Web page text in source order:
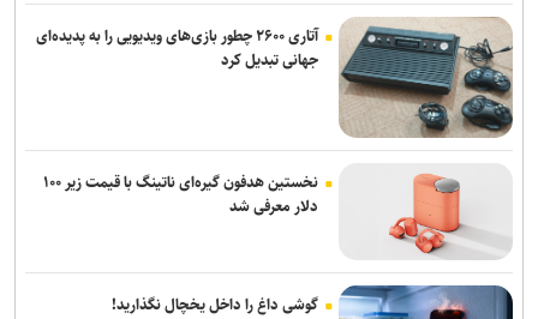
آتاری ۲۶۰۰ چطور بازی‌های ویدیویی را به پدیده‌ای
جهانی تبدیل کرد
نخستین هدفون گیره‌ای ناتینگ با قیمت زیر ۱۰۰
دلار معرفی شد
گوشی داغ را داخل یخچال نگذارید!